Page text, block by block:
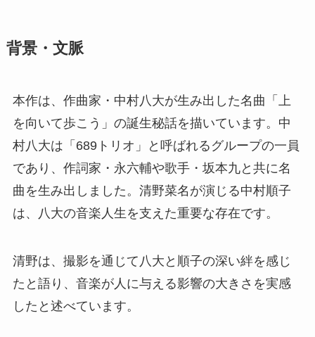
背景・文脈
本作は、作曲家・中村八大が生み出した名曲「上
を向いて歩こう」の誕生秘話を描いています。中
村八大は「689トリオ」と呼ばれるグループの一員
であり、作詞家・永六輔や歌手・坂本九と共に名
曲を生み出しました。清野菜名が演じる中村順子
は、八大の音楽人生を支えた重要な存在です。
清野は、撮影を通じて八大と順子の深い絆を感じ
たと語り、音楽が人に与える影響の大きさを実感
したと述べています。